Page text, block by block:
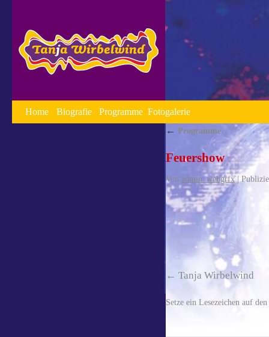
Home Biografie Programme Fotogalerie
← Programme
Feuershow
Von admin_webgrfx |
Tanja Wirbelwind
Setze ein Lesezeichen auf den